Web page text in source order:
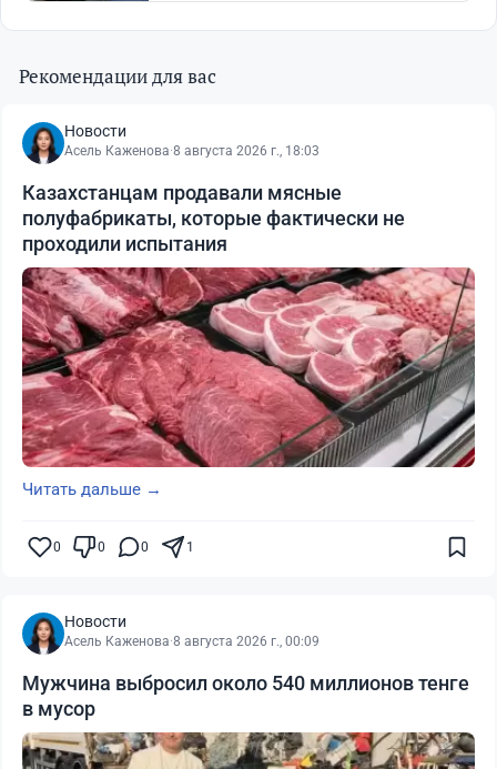
Рекомендации для вас
Новости
Асель Каженова·8 августа 2026 г., 18:03
Казахстанцам продавали мясные
полуфабрикаты, которые фактически не
проходили испытания
Читать дальше →
0 0 0 1
Новости
Асель Каженова·8 августа 2026 г., 00:09
Мужчина выбросил около 540 миллионов тенге
в мусор